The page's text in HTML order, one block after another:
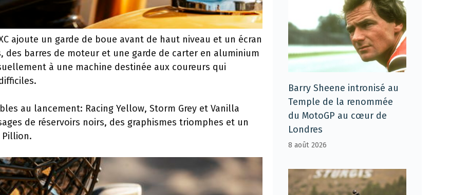
ajoute un garde de boue avant de haut niveau et un écran
des barres de moteur et une garde de carter en aluminium
à une machine destinée aux coureurs qui
au lancement: Racing Yellow, Storm Grey et Vanilla
de réservoirs noirs, des graphismes triomphes et un
Pillion.
Barry Sheene intronisé au
Temple de la renommée
du MotoGP au cœur de
Londres
8 août 2026